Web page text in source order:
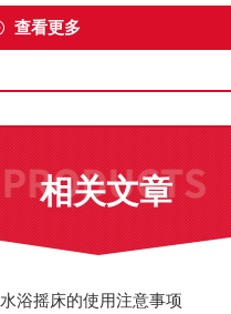
查看更多
相关文章
水浴摇床的使用注意事项